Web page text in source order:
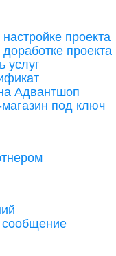
проекта
проекта
услуг
Адвантшоп
под ключ
сообщение